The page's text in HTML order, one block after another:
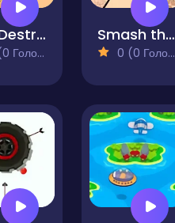
Bug Destroyer Smash the Ants
0 (0 Голосів)